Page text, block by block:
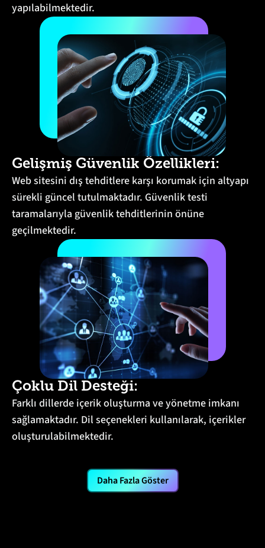
yapılabilmektedir.
Gelişmiş Güvenlik Özellikleri:
Web sitesini dış tehditlere karşı korumak için altyapı
sürekli güncel tutulmaktadır. Güvenlik testi
taramalarıyla güvenlik tehditlerinin önüne
geçilmektedir.
Çoklu Dil Desteği:
Farklı dillerde içerik oluşturma ve yönetme imkanı
sağlamaktadır. Dil seçenekleri kullanılarak, içerikler
oluşturulabilmektedir.
Daha Fazla Göster